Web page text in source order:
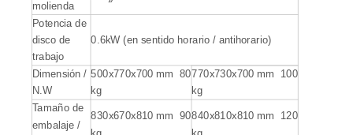
molienda
Potencia de
disco de
trabajo
0.6kW (en sentido horario / antihorario)
Dimensión /
N.W
500x770x700 mm 80
kg
770x730x700 mm 100
kg
Tamaño de
embalaje /
830x670x810 mm 90
kg
840x810x810 mm 120
kg